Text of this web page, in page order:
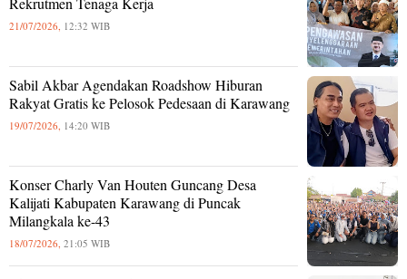
21/07/2026, 12:32 WIB
Sabil Akbar Agendakan Roadshow Hiburan
Rakyat Gratis ke Pelosok Pedesaan di Karawang
19/07/2026, 14:20 WIB
Konser Charly Van Houten Guncang Desa
Kalijati Kabupaten Karawang di Puncak
Milangkala ke-43
18/07/2026, 21:05 WIB